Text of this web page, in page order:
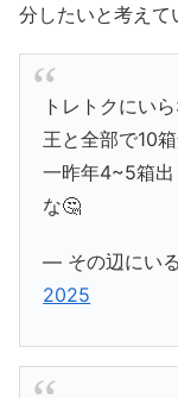
分したいと考えて
トレトクにい
王と全部で10
一昨年4~5箱
な🤔
— その辺にい
2025